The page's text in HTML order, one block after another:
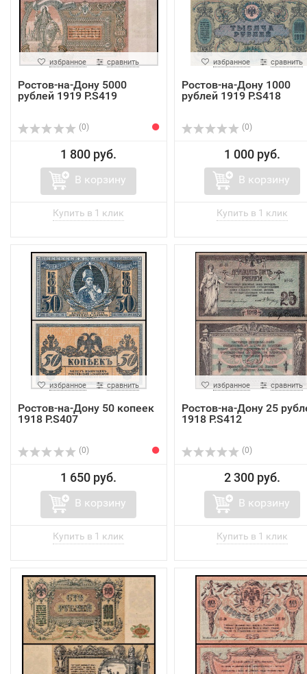
избранное сравнить
Ростов-на-Дону 5000
рублей 1919 P.S419
(0)
1 800 руб.
В корзину
избранное сравнить
Ростов-на-Дону 1000
рублей 1919 P.S418
(0)
1 000 руб.
В корзину
избранное сравнить
Ростов-на-Дону 50 копеек
1918 P.S407
(0)
1 650 руб.
В корзину
избранное сравнить
Ростов-на-Дону 25
1918 P.S412
(0)
2 300 руб.
В корзину